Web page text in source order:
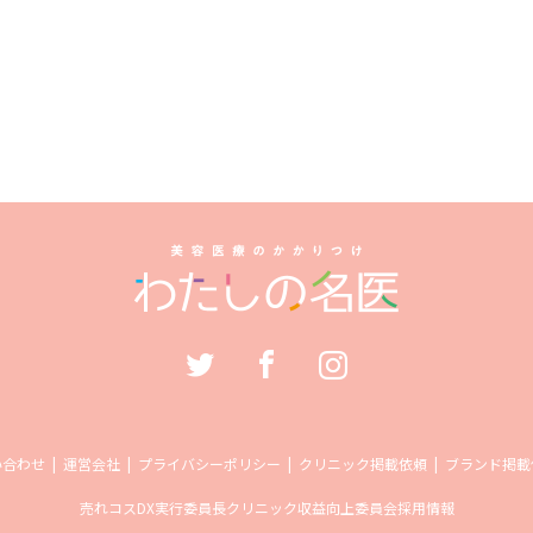
わせ 運営会社 プライバシーポリシー クリニック掲載依頼 ブランド掲
売れコスDX実行委員長クリニック収益向上委員会採用情報